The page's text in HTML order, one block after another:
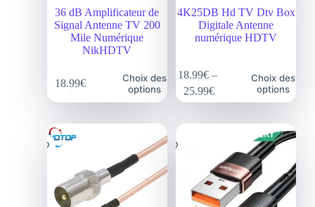
36 dB Amplificateur de
Signal Antenne TV 200
Mile Numérique
NikHDTV
18.99€
Choix des
options
4K25DB Hd TV Dtv Box
Digitale Antenne
numérique HDTV
18.99€–
25.99€
Choix des
options